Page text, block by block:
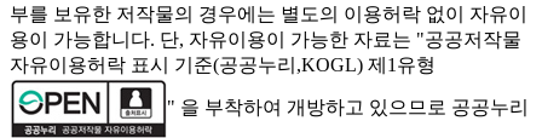
부를 보유한 저작물의 경우에는 별도의 이용허락 없이 자유이
용이 가능합니다. 단, 자유이용이 가능한 자료는 "공공저작물
자유이용허락 표시 기준(공공누리,KOGL) 제1유형
" 을 부착하여 개방하고 있으므로 공공누리